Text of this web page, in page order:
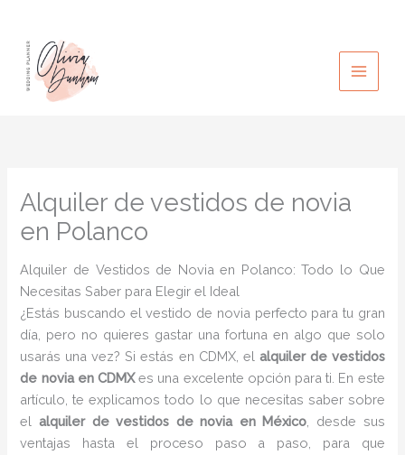
contenido
Alquiler de vestidos de novia
en Polanco
Alquiler de Vestidos de Novia en Polanco: Todo lo Que
Necesitas Saber para Elegir el Ideal
¿Estás buscando el vestido de novia perfecto para tu gran
día, pero no quieres gastar una fortuna en algo que solo
usarás una vez? Si estás en CDMX, el alquiler de vestidos
de novia en CDMXes una excelente opción para ti. En este
artículo, te explicamos todo lo que necesitas saber sobre
elalquiler de vestidos de novia en México , desde sus
ventajas hasta el proceso paso a paso, para que